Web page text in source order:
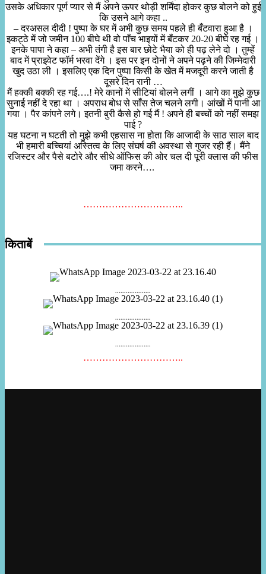
उसके अधिकार पूर्ण प्यार से मैं अपने ऊपर थोड़ी शर्मिंदा होकर कुछ बोलने को हुई
कि उसने आगे कहा ..
– दरअसल दीदी ! पुष्पा के घर में अभी कुछ समय पहले ही बँटवारा हुआ है ।
इकट्ठे में जो जमीन 100 बीघे थी वो पाँच भाइयों में बँटकर 20-20 बीघे रह गई ।
इनके पापा ने कहा – अभी तंगी है इस बार छोटे भैया को ही पढ़ लेने दो । तुम्हें
बाद में प्राइवेट फॉर्म भरवा देंगे । इस पर इन दोनों ने अपने पढ़ने की जिम्मेदारी
खुद उठा ली । इसलिए एक दिन पुष्पा किसी के खेत में मजदूरी करने जाती है
दूसरे दिन रानी …
मैं हक्की बक्की रह गई….! मेरे कानों में सीटियां बोलने लगीं । आगे का मुझे कुछ
सुनाई नहीं दे रहा था । अपराध बोध से साँस तेज चलने लगी। आंखों में पानी आ
गया । पैर कांपने लगे। इतनी बुरी कैसे हो गई मैं ! अपने ही बच्चों को नहीं समझ
पाई ?
यह घटना न घटती तो मुझे कभी एहसास ना होता कि आजादी के साठ साल बाद
भी हमारी बच्चियां अस्तित्व के लिए संघर्ष की अवस्था से गुजर रही हैं। मैंने
रजिस्टर और पैसे बटोरे और सीधे ऑफिस की ओर चल दी पूरी क्लास की फीस
जमा करने….
…………………………..
किताबें
....................
....................
....................
…………………………..